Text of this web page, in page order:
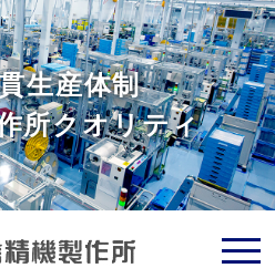
生産体制
所クオリティ